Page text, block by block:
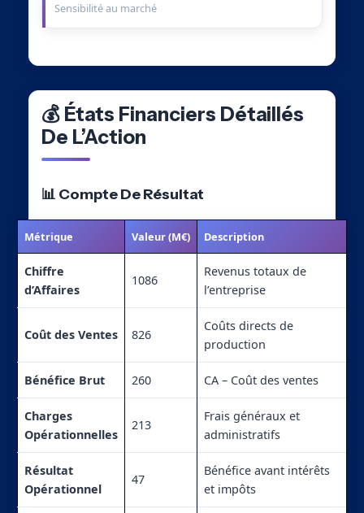
Sensibilité au marché
💰 États Financiers Détaillés
De L’Action
📊 Compte De Résultat
Métrique Valeur (M€) Description
Chiffre
d’Affaires
1086
Revenus totaux de
l’entreprise
Coût des Ventes 826
Coûts directs de
production
Bénéfice Brut 260 CA – Coût des ventes
Charges
Opérationnelles
213
Frais généraux et
administratifs
Résultat
Opérationnel
47
Bénéfice avant intérêts
et impôts